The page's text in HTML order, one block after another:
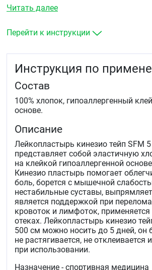
Читать далее
Перейти к инструкции
Инструкция по
Состав
100% хлопок, гипоаллергенный
основе.
Описание
Лейкопластырь кинезио тейп SFM
представляет собой эластичную
на клейкой гипоаллергенной
Кинезио пластырь помогает
боль, борется с мышечной
нестабильные суставы,
является поддержкой при
кровоток и лимфоток, применяется
отеках. Лейкопластырь кинезио
500 см можно носить до 5 дней, он
не растягивается, не отклеивается
при использовании.
Назначение - спортивная медицина